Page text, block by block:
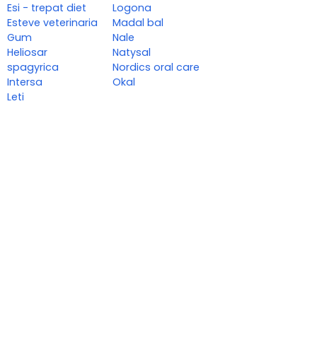
Esi - trepat diet
Esteve veterinaria
Gum
Heliosar
spagyrica
Intersa
Leti
Logona
Madal bal
Nale
Natysal
Nordics oral care
Okal